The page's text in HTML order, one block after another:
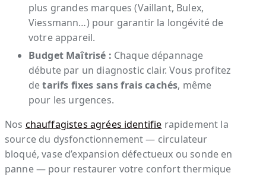
plus grandes marques (Vaillant, Bulex,
Viessmann…) pour garantir la longévité de
votre appareil.
Budget Maîtrisé : Chaque dépannage
débute par un diagnostic clair. Vous profitez
detarifs fixes sans frais cachés, même
pour les urgences.
Nos chauffagistes agrées identifie rapidement la
source du dysfonctionnement — circulateur
bloqué, vase d’expansion défectueux ou sonde en
panne — pour restaurer votre confort thermique